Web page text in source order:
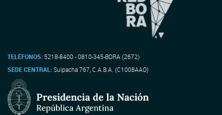
TELÉFONOS: 5218-8400 - 0810-345-BORA (2672)
SEDE CENTRAL:Suipacha 767, C.A.B.A. (C1008AAO)